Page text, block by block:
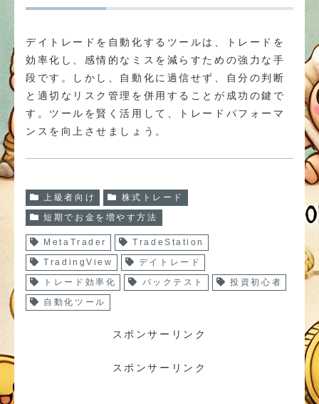
デイトレードを自動化するツールは、トレードを
効率化し、感情的なミスを減らすための強力な手
段です。しかし、自動化に過信せず、自分の判断
と適切なリスク管理を併用することが成功の鍵で
す。ツールを賢く活用して、トレードパフォーマ
ンスを向上させましょう。
上級者向け
株式トレード
短期でお金を増やす方法
MetaTrader
TradeStation
TradingView
デイトレード
トレード効率化
バックテスト
投資初心者
自動化ツール
スポンサーリンク
スポンサーリンク